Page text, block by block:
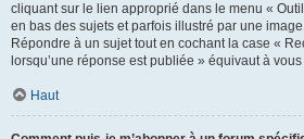
cliquant sur le lien approprié dans le menu «
en bas des sujets et parfois illustré par une
Répondre à un sujet tout en cochant la case «
lorsqu’une réponse est publiée » équivaut à
Haut